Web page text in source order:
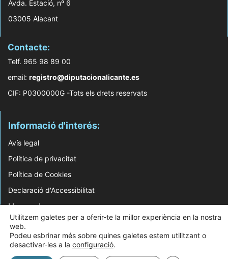
Avda. Estació, nº 6
03005 Alacant
Contacte:
Telf. 965 98 89 00
email: registro@diputacionalicante.es
CIF: P0300000G -Tots els drets reservats
Informació d'interés:
Avís legal
Política de privacitat
Política de Cookies
Declaració d'Accessibilitat
Mapa web
© 2026 Web Desenvolupada pel Servei d'Informàtica de Diputació d'Alacant
Utilitzem galetes per a oferir-te la millor experiència en la nostra
web.
Podeu esbrinar més sobre quines galetes estem utilitzant o
desactivar-les a la configuració.